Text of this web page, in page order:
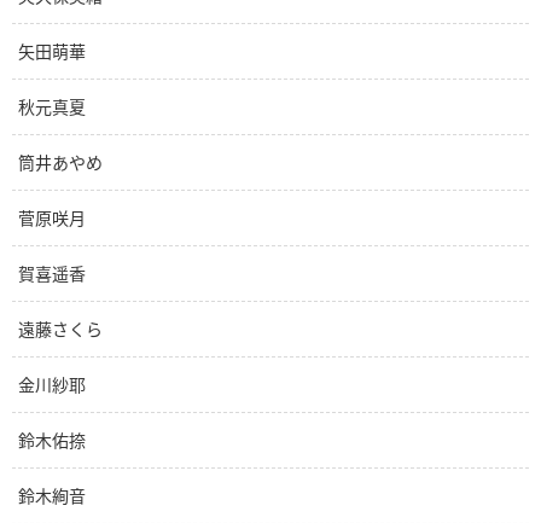
矢田萌華
秋元真夏
筒井あやめ
菅原咲月
賀喜遥香
遠藤さくら
金川紗耶
鈴木佑捺
鈴木絢音